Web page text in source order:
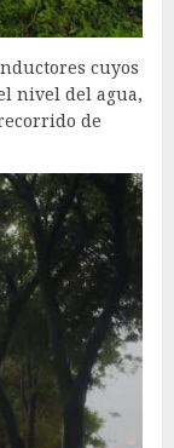
cuyos
nivel del agua,
de